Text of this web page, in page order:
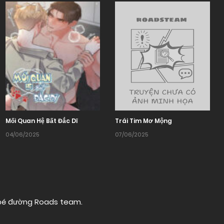
Mối Quan Hệ Bất Đắc Dĩ
04/06/2025
Trái Tim Mơ Mộng
07/06/2025
đường Roads team.